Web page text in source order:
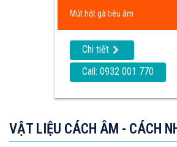
Mút hột gà tiêu âm
Chi tiết
Call: 0932 001 770
VẬT LIỆU CÁCH ÂM - CÁCH